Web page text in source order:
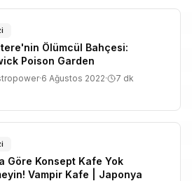
Ölümcül Bahçesi:
Poison Garden
·6 Ağustos 2022· 7 dk
Göre Konsept Kafe Yok
Vampir Kafe | Japonya